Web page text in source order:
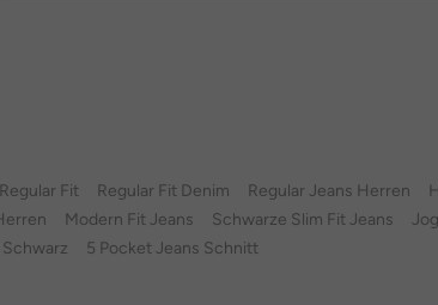
Fit Regular Fit Denim Regular Jeans Herren
Modern Fit Jeans Schwarze Slim Fit Jeans
5 Pocket Jeans Schnitt